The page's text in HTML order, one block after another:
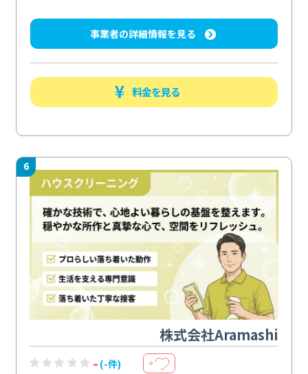
事業者の詳細情報を見る
料金を見る
6
株式会社Aramashi
- (-件) ＋